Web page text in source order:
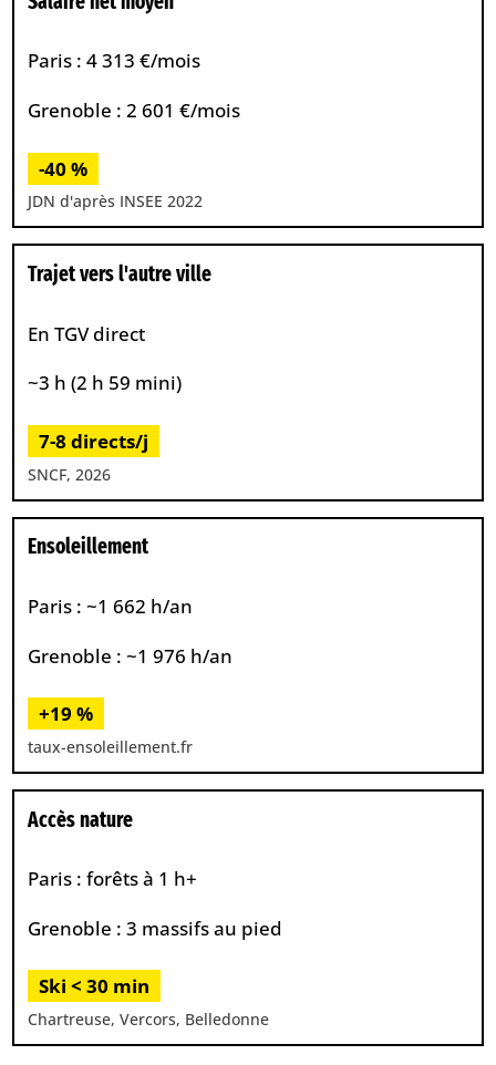
Paris : 4 313 €/mois
Grenoble : 2 601 €/mois
-40 %
JDN d'après INSEE 2022
Trajet vers l'autre ville
En TGV direct
~3 h (2 h 59 mini)
7-8 directs/j
SNCF, 2026
Ensoleillement
Paris : ~1 662 h/an
Grenoble : ~1 976 h/an
+19 %
taux-ensoleillement.fr
Accès nature
Paris : forêts à 1 h+
Grenoble : 3 massifs au pied
Ski < 30 min
Chartreuse, Vercors, Belledonne